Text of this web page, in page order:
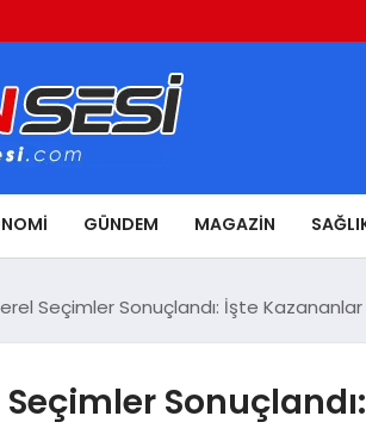
GÜNDEM MAGAZIN
Seçimler Sonuçlandı: İşte Kazananlar